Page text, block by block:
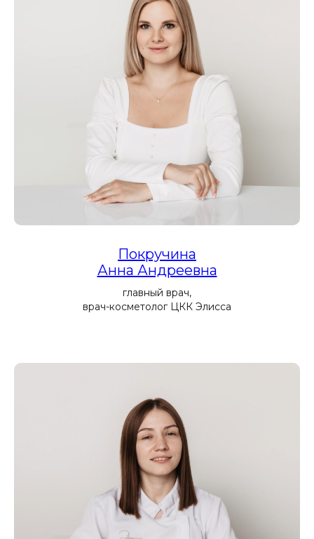
Покручина
Анна Андреевна
главный врач,
врач-косметолог ЦКК Элисса
месяца
Акции